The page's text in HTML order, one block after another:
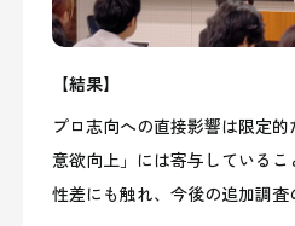
【結果】
プロ志向への直接影響は限定
意欲向上」には寄与している
性差にも触れ、今後の追加調査